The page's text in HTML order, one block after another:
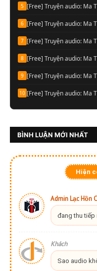
5
6
7
8
9
10
BÌNH LUẬN MỚI NHẤT
Hiện
Admin Lạc Hồn
đang thu tiếp
Khách
Sao audio